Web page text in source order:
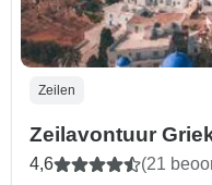
Zeilen
Zeilavontuur
4,6 (21